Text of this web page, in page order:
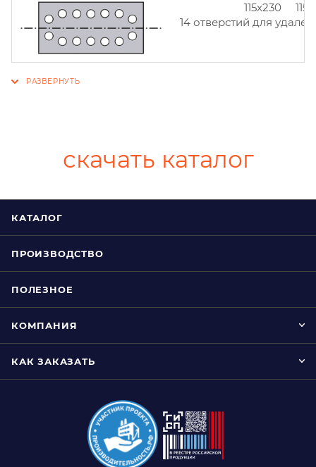
115x230
14 отверстий для
скачать каталог
КАТАЛОГ
ПРОИЗВОДСТВО
ПОЛЕЗНОЕ
КОМПАНИЯ
КАК ЗАКАЗАТЬ